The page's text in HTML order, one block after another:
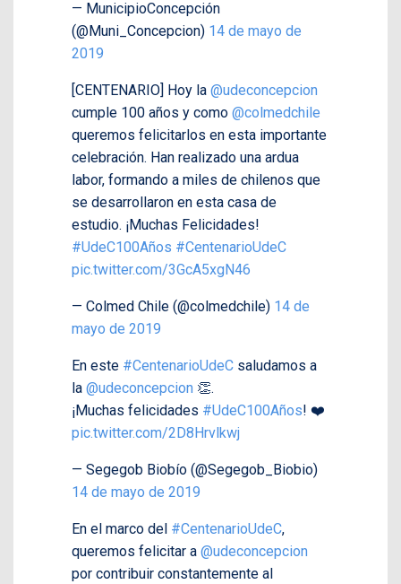
— MunicipioConcepción
(@Muni_Concepcion) 14 de mayo de
2019
[CENTENARIO] Hoy la @udeconcepcion
cumple 100 años y como @colmedchile
queremos felicitarlos en esta importante
celebración. Han realizado una ardua
labor, formando a miles de chilenos que
se desarrollaron en esta casa de
estudio. ¡Muchas Felicidades!
#UdeC100Años #CentenarioUdeC
pic.twitter.com/3GcA5xgN46
— Colmed Chile (@colmedchile) 14 de
mayo de 2019
En este #CentenarioUdeC saludamos a
la @udeconcepcion 👏.
¡Muchas felicidades #UdeC100Años! ❤️
pic.twitter.com/2D8Hrvlkwj
— Segegob Biobío (@Segegob_Biobio)
14 de mayo de 2019
En el marco del #CentenarioUdeC,
queremos felicitar a @udeconcepcion
por contribuir constantemente al